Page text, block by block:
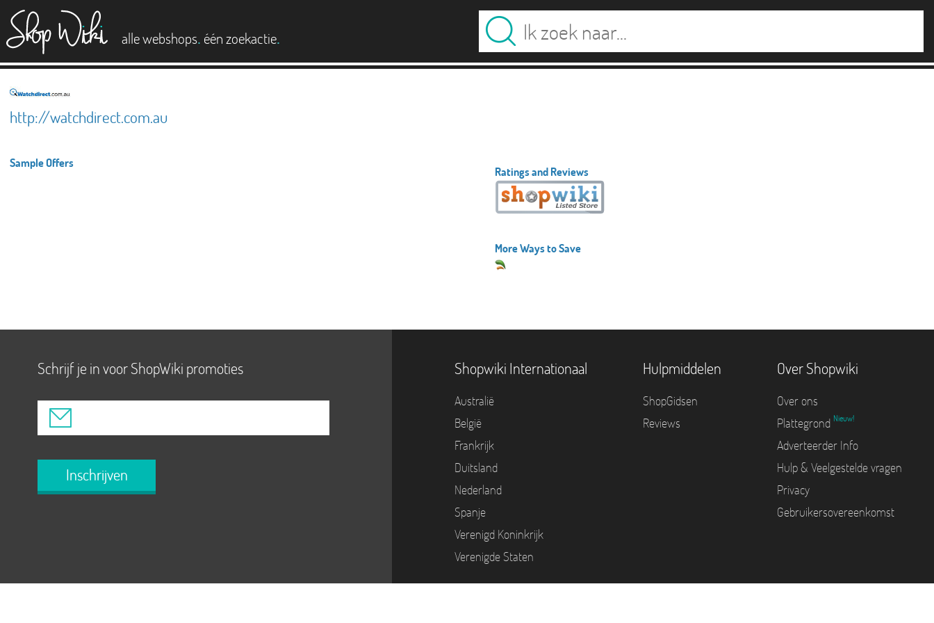
alle webshops. één zoekactie.
http://watchdirect.com.au
Sample Offers
Ratings and Reviews
More Ways to Save
Schrijf je in voor ShopWiki promoties
Inschrijven
Shopwiki Internationaal
Australië
België
Frankrijk
Duitsland
Nederland
Spanje
Verenigd Koninkrijk
Verenigde Staten
Hulpmiddelen
ShopGidsen
Reviews
Over Shopwiki
Over ons
Plattegrond Nieuw!
Adverteerder Info
Hulp & Veelgestelde vragen
Privacy
Gebruikersovereenkomst